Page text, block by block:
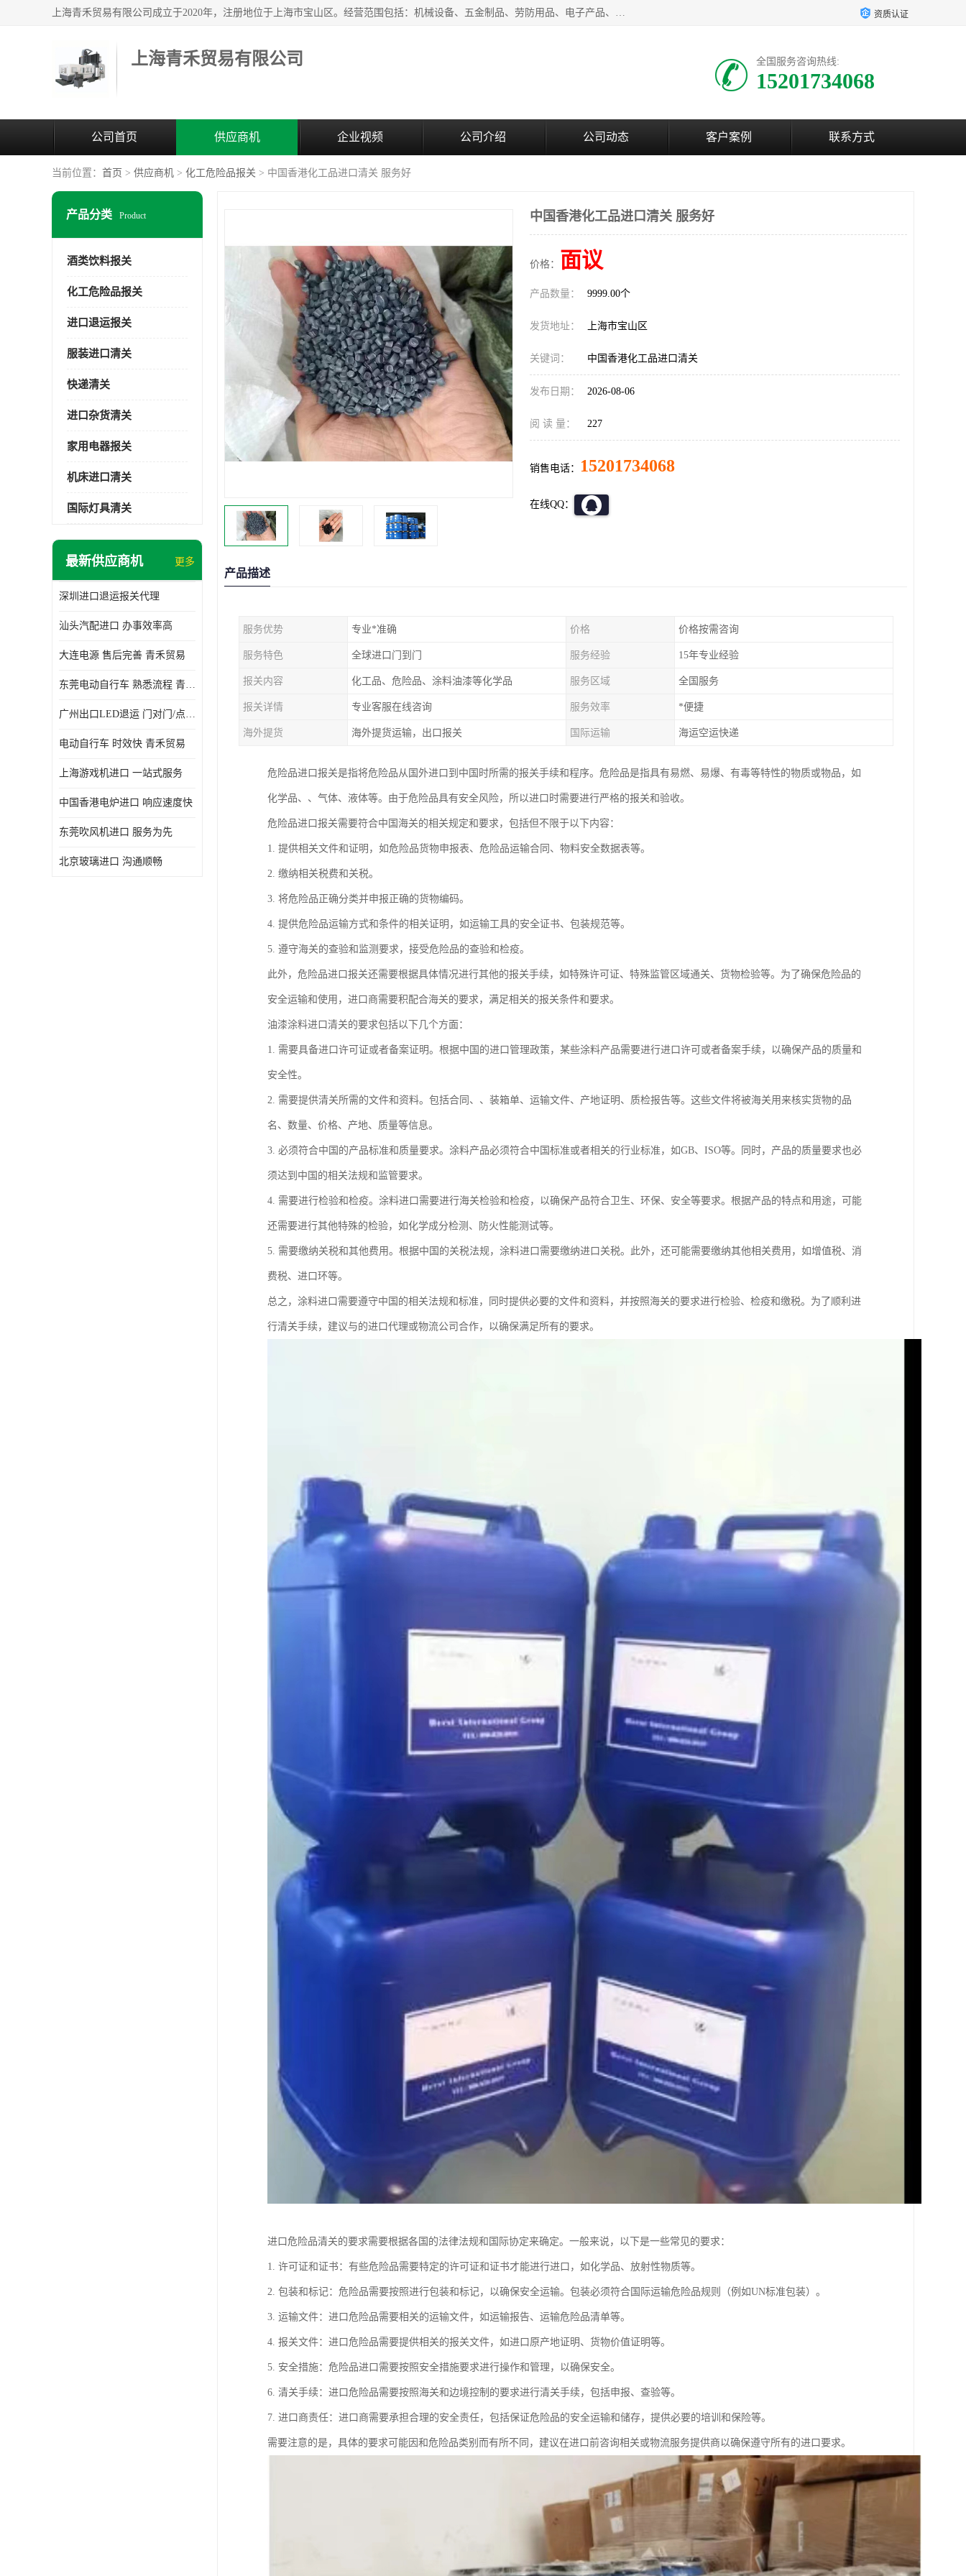
上海青禾贸易有限公司成立于2020年，注册地位于上海市宝山区。经营范围包括：机械设备、五金制品、劳防用品、电子产品、塑胶制品、家具、模具、纺织品、仪器仪表、建筑材料、装饰材料、化工产品、金属制品、机车配件等货物进出口报关、清关服务。 资质认证
上海青禾贸易有限公司 全国服务咨询热线:
15201734068
公司首页 供应商机 企业视频 公司介绍 公司动态 客户案例 联系方式
当前位置： 首页 > 供应商机 > 化工危险品报关 > 中国香港化工品进口清关 服务好
产品分类 Product
酒类饮料报关
化工危险品报关
进口退运报关
服装进口清关
快递清关
进口杂货清关
家用电器报关
机床进口清关
国际灯具清关
最新供应商机 更多
深圳进口退运报关代理
汕头汽配进口 办事效率高
大连电源 售后完善 青禾贸易
东莞电动自行车 熟悉流程 青禾贸易
广州出口LED退运 门对门/点对点
电动自行车 时效快 青禾贸易
上海游戏机进口 一站式服务
中国香港电炉进口 响应速度快
东莞吹风机进口 服务为先
北京玻璃进口 沟通顺畅
中国香港化工品进口清关 服务好
价格： 面议
产品数量： 9999.00个
发货地址： 上海市宝山区
关键词： 中国香港化工品进口清关
发布日期： 2026-08-06
阅 读 量： 227
销售电话： 15201734068
在线QQ：
产品描述
服务优势 专业*准确 价格 价格按需咨询
服务特色 全球进口门到门 服务经验 15年专业经验
报关内容 化工品、危险品、涂料油漆等化学品 服务区域 全国服务
报关详情 专业客服在线咨询 服务效率 *便捷
海外提货 海外提货运输，出口报关 国际运输 海运空运快递
危险品进口报关是指将危险品从国外进口到中国时所需的报关手续和程序。危险品是指具有易燃、易爆、有毒等特性的物质或物品，如
化学品、、气体、液体等。由于危险品具有安全风险，所以进口时需要进行严格的报关和验收。
危险品进口报关需要符合中国海关的相关规定和要求，包括但不限于以下内容：
1. 提供相关文件和证明，如危险品货物申报表、危险品运输合同、物料安全数据表等。
2. 缴纳相关税费和关税。
3. 将危险品正确分类并申报正确的货物编码。
4. 提供危险品运输方式和条件的相关证明，如运输工具的安全证书、包装规范等。
5. 遵守海关的查验和监测要求，接受危险品的查验和检疫。
此外，危险品进口报关还需要根据具体情况进行其他的报关手续，如特殊许可证、特殊监管区域通关、货物检验等。为了确保危险品的
安全运输和使用，进口商需要积配合海关的要求，满足相关的报关条件和要求。
油漆涂料进口清关的要求包括以下几个方面：
1. 需要具备进口许可证或者备案证明。根据中国的进口管理政策，某些涂料产品需要进行进口许可或者备案手续，以确保产品的质量和
安全性。
2. 需要提供清关所需的文件和资料。包括合同、、装箱单、运输文件、产地证明、质检报告等。这些文件将被海关用来核实货物的品
名、数量、价格、产地、质量等信息。
3. 必须符合中国的产品标准和质量要求。涂料产品必须符合中国标准或者相关的行业标准，如GB、ISO等。同时，产品的质量要求也必
须达到中国的相关法规和监管要求。
4. 需要进行检验和检疫。涂料进口需要进行海关检验和检疫，以确保产品符合卫生、环保、安全等要求。根据产品的特点和用途，可能
还需要进行其他特殊的检验，如化学成分检测、防火性能测试等。
5. 需要缴纳关税和其他费用。根据中国的关税法规，涂料进口需要缴纳进口关税。此外，还可能需要缴纳其他相关费用，如增值税、消
费税、进口环等。
总之，涂料进口需要遵守中国的相关法规和标准，同时提供必要的文件和资料，并按照海关的要求进行检验、检疫和缴税。为了顺利进
行清关手续，建议与的进口代理或物流公司合作，以确保满足所有的要求。
进口危险品清关的要求需要根据各国的法律法规和国际协定来确定。一般来说，以下是一些常见的要求：
1. 许可证和证书：有些危险品需要特定的许可证和证书才能进行进口，如化学品、放射性物质等。
2. 包装和标记：危险品需要按照进行包装和标记，以确保安全运输。包装必须符合国际运输危险品规则（例如UN标准包装）。
3. 运输文件：进口危险品需要相关的运输文件，如运输报告、运输危险品清单等。
4. 报关文件：进口危险品需要提供相关的报关文件，如进口原产地证明、货物价值证明等。
5. 安全措施：危险品进口需要按照安全措施要求进行操作和管理，以确保安全。
6. 清关手续：进口危险品需要按照海关和边境控制的要求进行清关手续，包括申报、查验等。
7. 进口商责任：进口商需要承担合理的安全责任，包括保证危险品的安全运输和储存，提供必要的培训和保险等。
需要注意的是，具体的要求可能因和危险品类别而有所不同，建议在进口前咨询相关或物流服务提供商以确保遵守所有的进口要求。